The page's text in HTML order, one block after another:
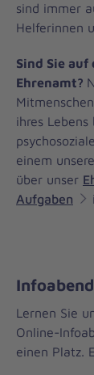
sind immer
Helferinnen
Sind Sie auf
Ehrenamt?
ihres Lebens
einem
über unser
Aufgaben
Lernen Sie
Online-
einen Platz.